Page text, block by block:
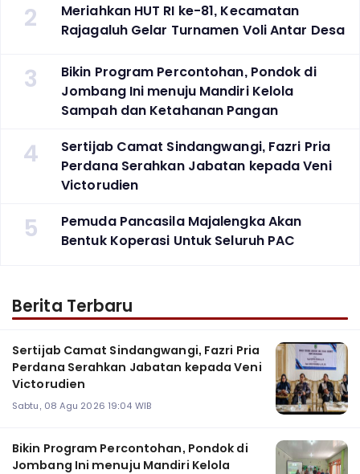
2
Meriahkan HUT RI ke-81, Kecamatan
Rajagaluh Gelar Turnamen Voli Antar Desa
3
Bikin Program Percontohan, Pondok di
Jombang Ini menuju Mandiri Kelola
Sampah dan Ketahanan Pangan
4
Sertijab Camat Sindangwangi, Fazri Pria
Perdana Serahkan Jabatan kepada Veni
Victorudien
5
Pemuda Pancasila Majalengka Akan
Bentuk Koperasi Untuk Seluruh PAC
Berita Terbaru
Sertijab Camat Sindangwangi, Fazri Pria
Perdana Serahkan Jabatan kepada Veni
Victorudien
Sabtu, 08 Agu 2026 19:04 WIB
Bikin Program Percontohan, Pondok di
Jombang Ini menuju Mandiri Kelola